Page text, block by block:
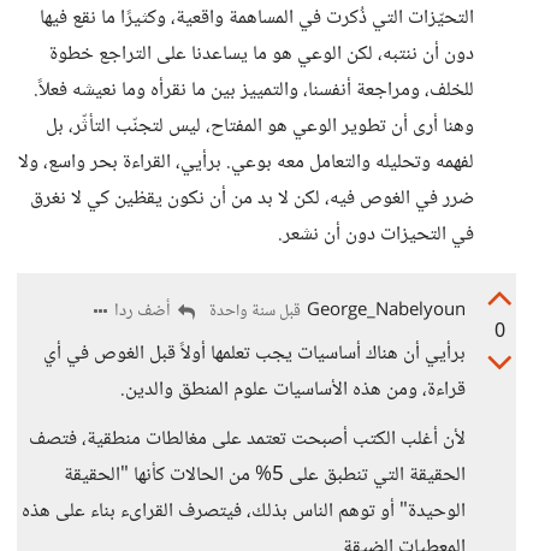
التحيّزات التي ذُكرت في المساهمة واقعية، وكثيرًا ما نقع فيها
دون أن ننتبه، لكن الوعي هو ما يساعدنا على التراجع خطوة
للخلف، ومراجعة أنفسنا، والتمييز بين ما نقرأه وما نعيشه فعلاً.
وهنا أرى أن تطوير الوعي هو المفتاح، ليس لتجنّب التأثّر، بل
لفهمه وتحليله والتعامل معه بوعي. برأيي، القراءة بحر واسع، ولا
ضرر في الغوص فيه، لكن لا بد من أن نكون يقظين كي لا نغرق
في التحيزات دون أن نشعر.
0
George_Nabelyoun قبل سنة واحدة أضف ردا
برأيي أن هناك أساسيات يجب تعلمها أولاً قبل الغوص في أي
قراءة، ومن هذه الأساسيات علوم المنطق والدين.
لأن أغلب الكتب أصبحت تعتمد على مغالطات منطقية، فتصف
الحقيقة التي تنطبق على 5% من الحالات كأنها "الحقيقة
الوحيدة" أو توهم الناس بذلك، فيتصرف القراىء بناء على هذه